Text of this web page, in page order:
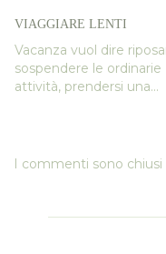
VIAGGIARE LENTI
Vacanza vuol dire
sospendere le ordinarie
attività, prendersi una...
I commenti sono chiusi